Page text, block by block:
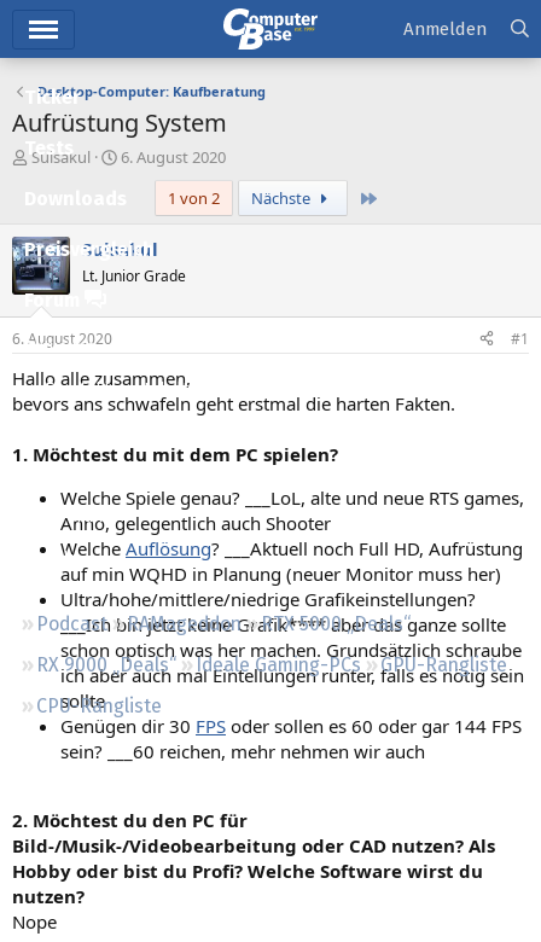
Ticker
Tests
Preisvergleich
Forum
Aktuelles
Empfohlene Inhalte
Leserartikel
Regeln
Podcast RAMageddon
RTX 5000 „Deals“
RX 9000 „Deals“
Ideale Gaming-PCs
GPU-Rangliste
CPU-Rangliste
Anmelden
Desktop-Computer: Kaufberatung
Aufrüstung System
E
e
l
l
e
r
Suisakul
E
e
l
m
6. August 2020
1 von 2
Nächste
Suisakul
Lt. Junior Grade
6. August 2020 #1
Hallo alle zusammen,
bevors ans schwafeln geht erstmal die harten Fakten.
1. Möchtest du mit dem PC spielen?
Welche Spiele genau? ___LoL, alte und neue RTS games,
Anno, gelegentlich auch Shooter
Welche Auflösung? ___Aktuell noch Full HD, Aufrüstung
auf min WQHD in Planung (neuer Monitor muss her)
Ultra/hohe/mittlere/niedrige Grafikeinstellungen?
___Ich bin jetzt keine Grafik**** aber das ganze sollte
schon optisch was her machen. Grundsätzlich schraube
ich aber auch mal Eintellungen runter, falls es nötig sein
sollte
Genügen dir 30 FPS oder sollen es 60 oder gar 144 FPS
sein? ___60 reichen, mehr nehmen wir auch
2. Möchtest du den PC für
Bild-/Musik-/Videobearbeitung oder CAD nutzen? Als
Hobby oder bist du Profi? Welche Software wirst du
nutzen?
Nope